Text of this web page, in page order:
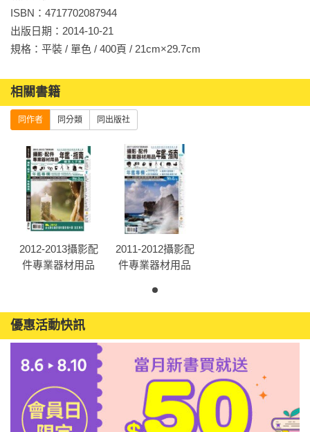
ISBN：4717702087944
出版日期：2014-10-21
規格：平裝 / 單色 / 400頁 / 21cm×29.7cm
相關書籍
同作者 同分類 同出版社
2012-2013攝影配
件專業器材用品
2011-2012攝影配
件專業器材用品
優惠活動快訊